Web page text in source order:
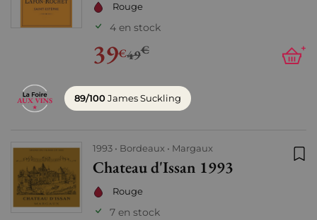
Rouge
4 en stock
39€49€ +
89/100James Suckling
1993 Bordeaux Margaux
Chateau d'Issan 1993
Rouge
7 en stock